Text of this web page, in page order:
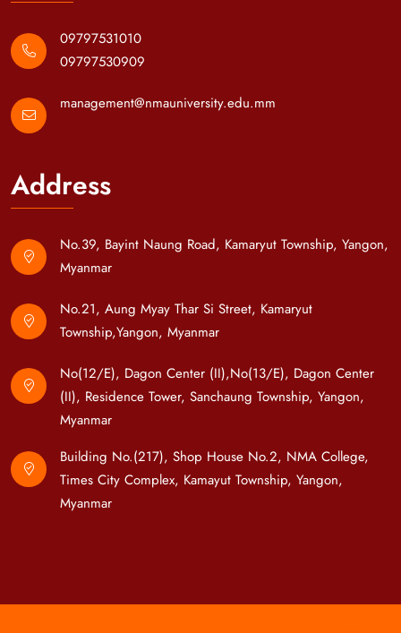
09797531010
09797530909
management@nmauniversity.edu.mm
Address
No.39, Bayint Naung Road, Kamaryut Township, Yangon,
Myanmar
No.21, Aung Myay Thar Si Street, Kamaryut
Township,Yangon, Myanmar
No(12/E), Dagon Center (II),No(13/E), Dagon Center
(II), Residence Tower, Sanchaung Township, Yangon,
Myanmar
Building No.(217), Shop House No.2, NMA College,
Times City Complex, Kamayut Township, Yangon,
Myanmar